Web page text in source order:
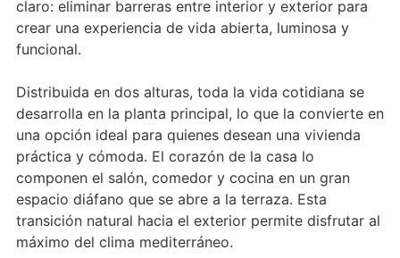
claro: eliminar barreras entre interior y exterior para
crear una experiencia de vida abierta, luminosa y
funcional.
Distribuida en dos alturas, toda la vida cotidiana se
desarrolla en la planta principal, lo que la convierte en
una opción ideal para quienes desean una vivienda
práctica y cómoda. El corazón de la casa lo
componen el salón, comedor y cocina en un gran
espacio diáfano que se abre a la terraza. Esta
transición natural hacia el exterior permite disfrutar al
máximo del clima mediterráneo.